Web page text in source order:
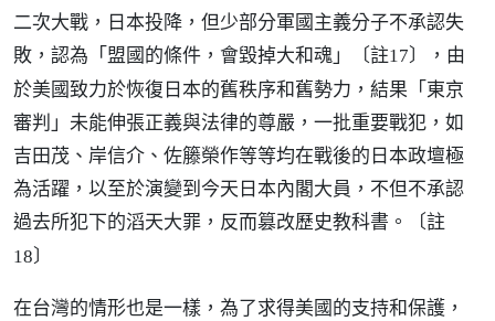
二次大戰，日本投降，但少部分軍國主義分子不承認失
敗，認為「盟國的條件，會毀掉大和魂」
〔註17〕
，由
於美國致力於恢復日本的舊秩序和舊勢力，結果「東京
審判」未能伸張正義與法律的尊嚴，一批重要戰犯，如
吉田茂、岸信介、佐籐榮作等等均在戰後的日本政壇極
為活躍，以至於演變到今天日本內閣大員，不但不承認
過去所犯下的滔天大罪，反而篡改歷史教科書。
〔註
18〕
在台灣的情形也是一樣，為了求得美國的支持和保護，